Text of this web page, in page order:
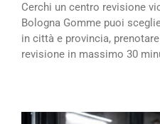
Cerchi un centro revisione
Bologna Gomme puoi
in città e provincia,
revisione in massimo 30